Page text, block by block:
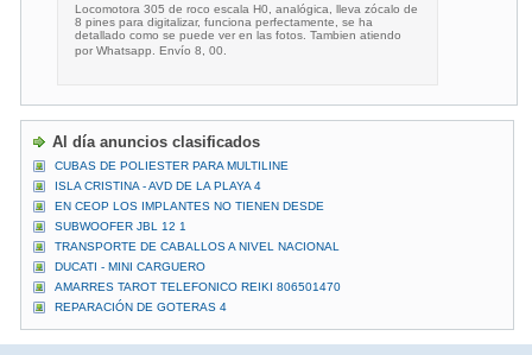
Locomotora 305 de roco escala H0, analógica, lleva zócalo de
8 pines para digitalizar, funciona perfectamente, se ha
detallado como se puede ver en las fotos. Tambien atiendo
por Whatsapp. Envío 8, 00.
Al día anuncios clasificados
CUBAS DE POLIESTER PARA MULTILINE
ISLA CRISTINA - AVD DE LA PLAYA 4
EN CEOP LOS IMPLANTES NO TIENEN DESDE
SUBWOOFER JBL 12 1
TRANSPORTE DE CABALLOS A NIVEL NACIONAL
DUCATI - MINI CARGUERO
AMARRES TAROT TELEFONICO REIKI 806501470
REPARACIÓN DE GOTERAS 4